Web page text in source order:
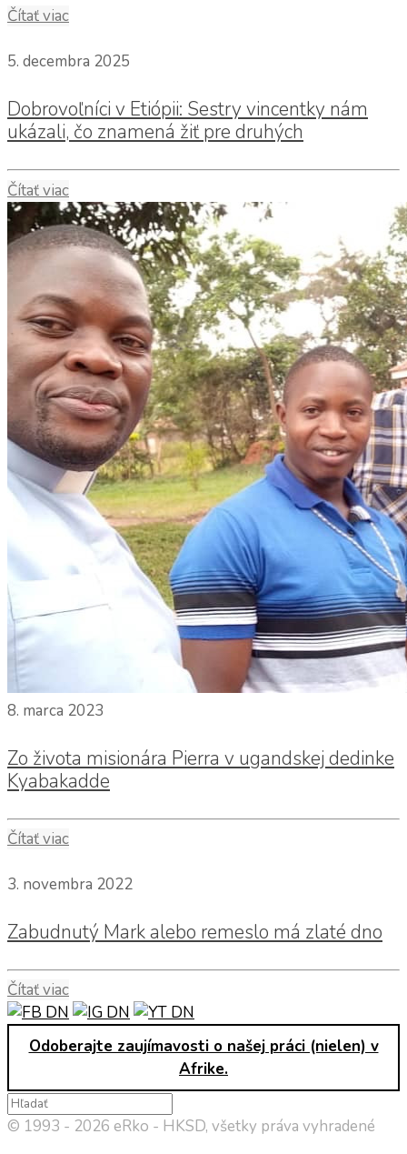
Čítať viac
5. decembra 2025
Dobrovoľníci v Etiópii: Sestry vincentky nám
ukázali, čo znamená žiť pre druhých
Čítať viac
8. marca 2023
Zo života misionára Pierra v ugandskej dedinke
Kyabakadde
Čítať viac
3. novembra 2022
Zabudnutý Mark alebo remeslo má zlaté dno
Čítať viac
Odoberajte zaujímavosti o našej práci (nielen) v
Afrike.
© 1993 - 2026 eRko - HKSD, všetky práva vyhradené